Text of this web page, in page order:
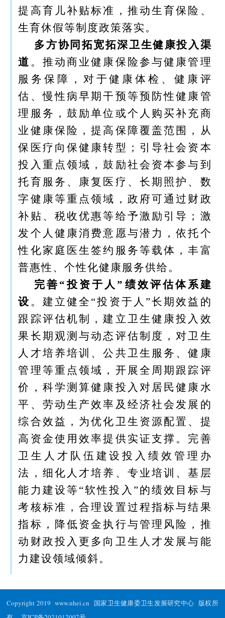
提高育儿补贴标准，推动生育保险、
生育休假等制度政策落实。
多方协同拓宽拓深卫生健康投入渠
道 。推动商业健康保险参与健康管理
服务保障，对于健康体检、健康评
估、慢性病早期干预等预防性健康管
理服务，鼓励单位或个人购买补充商
业健康保险，提高保障覆盖范围，从
保医疗向保健康转型；引导社会资本
投入重点领域，鼓励社会资本参与到
托育服务、康复医疗、长期照护、数
字健康等重点领域，政府可通过财政
补贴、税收优惠等给予激励引导；激
发个人健康消费意愿与潜力，依托个
性化家庭医生签约服务等载体，丰富
普惠性、个性化健康服务供给。
完善“投资于人”绩效评估体系建
设 。建立健全“投资于人”长期效益的
跟踪评估机制，建立卫生健康投入效
果长期观测与动态评估制度，对卫生
人才培养培训、公共卫生服务、健康
管理等重点领域，开展全周期跟踪评
价，科学测算健康投入对居民健康水
平、劳动生产效率及经济社会发展的
综合效益，为优化卫生资源配置、提
高资金使用效率提供实证支撑。完善
卫生人才队伍建设投入绩效管理办
法，细化人才培养、专业培训、基层
能力建设等“软性投入”的绩效目标与
考核标准，合理设置过程指标与结果
指标，降低资金执行与管理风险，推
动财政投入更多向卫生人才发展与能
力建设领域倾斜。
Copyright 2019 www.nhei.cn 国家卫生健康委卫生发展研究中心 版权所